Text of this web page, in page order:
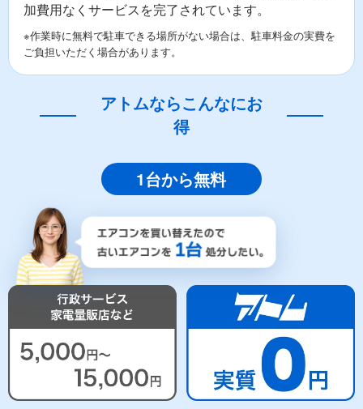
加費用なくサービスを完了されています。
※作業時に無料で駐車できる場所がない場合は、駐車料金の実費を
ご負担いただく場合があります。
アトムならこんなにお
得
1台から無料